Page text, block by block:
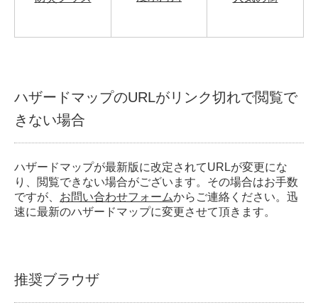
ハザードマップのURLがリンク切れで閲覧で
きない場合
ハザードマップが最新版に改定されてURLが変更にな
り、閲覧できない場合がございます。その場合はお手数
ですが、 お問い合わせフォームからご連絡ください。迅
速に最新のハザードマップに変更させて頂きます。
推奨ブラウザ